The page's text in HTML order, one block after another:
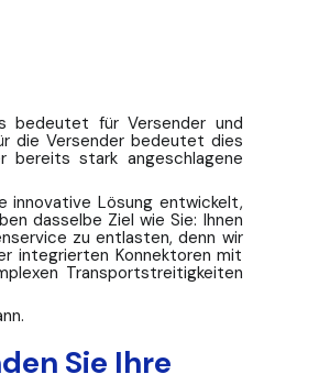
bedeutet für Versender und
die Versender bedeutet dies
bereits stark angeschlagene
innovative Lösung entwickelt,
dasselbe Ziel wie Sie: Ihnen
zu entlasten, denn wir
integrierten Konnektoren mit
Transportstreitigkeiten
Sie Ihre